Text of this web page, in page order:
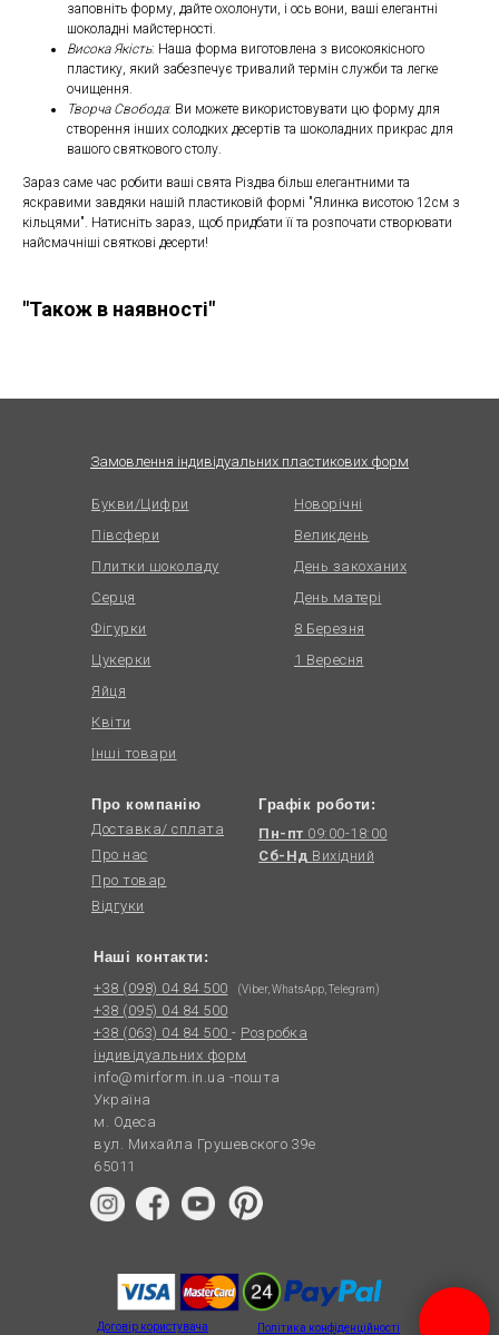
заповніть форму, дайте охолонути, і ось вони, ваші елегантні
шоколадні майстерності.
Висока Якість: Наша форма виготовлена з високоякісного
пластику, який забезпечує тривалий термін служби та легке
очищення.
Творча Свобода: Ви можете використовувати цю форму для
створення інших солодких десертів та шоколадних прикрас для
вашого святкового столу.
Зараз саме час робити ваші свята Різдва більш елегантними та
яскравими завдяки нашій пластиковій формі "Ялинка висотою 12см з
кільцями". Натисніть зараз, щоб придбати її та розпочати створювати
найсмачніші святкові десерти!
"Також в наявності"
+38 (098) 04 84 500
+38 (095) 04 84 500
+38 (063) 04 84 500 - Розробка
індивідуальних форм
info@mirform.in.ua -пошта
Україна
м. Одеса
вул. Михайла Грушевского 39е
65011
Політика конфіденційності
Договір користувача
Новорічні
Плитки шоколаду
Серця
Півсфери
Цукерки
Фігурки
Квіти
День матері
День закоханих
Яйця
8 Березня
Букви/Цифри
1 Вересня
Інші товари
Відгуки
Доставка/ сплата
Про нас
Про товар
Замовлення індивідуальних пластикових форм
Великдень
(Viber, WhatsApp, Telegram)
Наші контакти:
Про компанію
Графік роботи:
Пн-пт 09:00-18:00
Сб-Нд Вихідний